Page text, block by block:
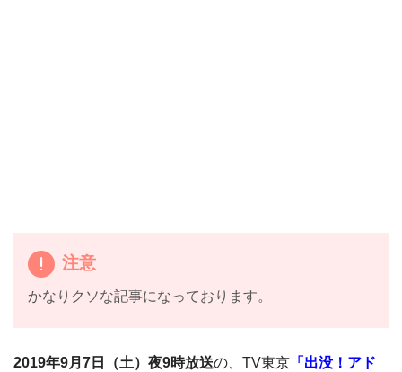
注意
かなりクソな記事になっております。
2019年9月7日（土）夜9時放送の、TV東京 「出没！アド